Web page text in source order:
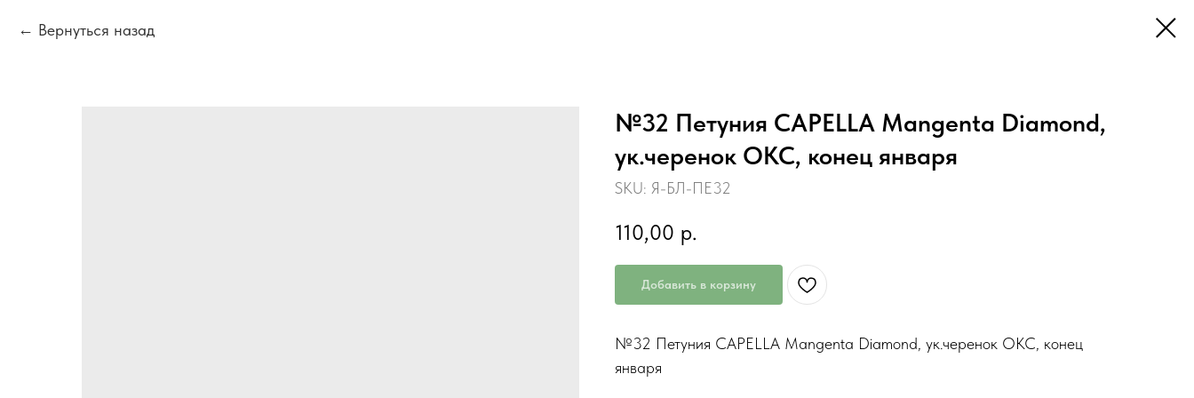
Вернуться назад
№32 Петуния CAPELLA Mangenta Diamond,
ук.черенок ОКС, конец января
SKU: Я-БЛ-ПЕ32
110,00 р.
Добавить в корзину
№32 Петуния CAPELLA Mangenta Diamond, ук.черенок ОКС, конец
января